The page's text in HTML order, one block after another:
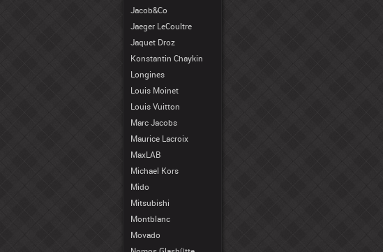
Jacob&Co
Jaeger LeCoultre
Jaquet Droz
Konstantin Chaykin
Longines
Louis Moinet
Louis Vuitton
Marc Jacobs
Maurice Lacroix
MaxLAB
Michael Kors
Mido
Mitsubishi
Montblanc
Movado